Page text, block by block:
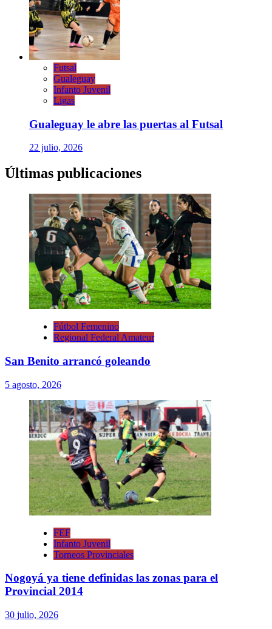
Futsal
Gualeguay
Infanto Juvenil
Ligas
Gualeguay le abre las puertas al Futsal
22 julio, 2026
Últimas publicaciones
Fútbol Femenino
Regional Federal Amateur
San Benito arrancó goleando
5 agosto, 2026
FEF
Infanto Juvenil
Torneos Provinciales
Nogoyá ya tiene definidas las zonas para el
Provincial 2014
30 julio, 2026